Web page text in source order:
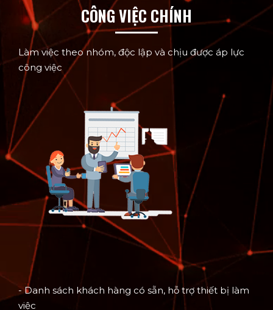
CÔNG VIỆC CHÍNH
Làm việc theo nhóm, độc lập và chịu được áp lực
công việc
- Danh sách khách hàng có sẵn, hỗ trợ thiết bị làm
việc